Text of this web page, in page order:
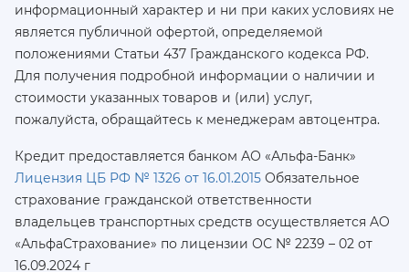
информационный характер и ни при каких условиях не
является публичной офертой, определяемой
положениями Статьи 437 Гражданского кодекса РФ.
Для получения подробной информации о наличии и
стоимости указанных товаров и (или) услуг,
пожалуйста, обращайтесь к менеджерам автоцентра.
Кредит предоставляется банком АО «Альфа-Банк»
Лицензия ЦБ РФ № 1326 от 16.01.2015 Обязательное
страхование гражданской ответственности
владельцев транспортных средств осуществляется AO
«АльфаСтрахование» по лицензии ОС № 2239 – 02 от
16.09.2024 г